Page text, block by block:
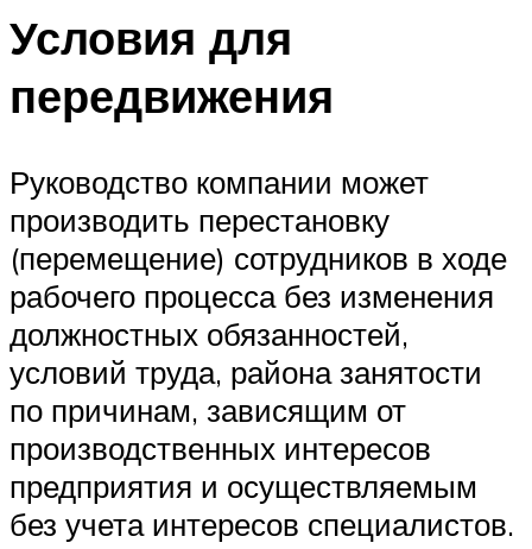
Условия для
передвижения
Руководство компании может
производить перестановку
(перемещение) сотрудников в ходе
рабочего процесса без изменения
должностных обязанностей,
условий труда, района занятости
по причинам, зависящим от
производственных интересов
предприятия и осуществляемым
без учета интересов специалистов.